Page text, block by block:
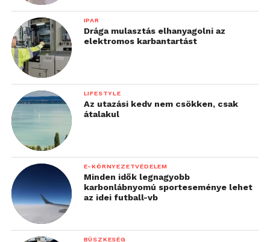
IPAR
Drága mulasztás elhanyagolni az
elektromos karbantartást
LIFESTYLE
Az utazási kedv nem csökken, csak
átalakul
E-KÖRNYEZETVÉDELEM
Minden idők legnagyobb
karbonlábnyomú sporteseménye lehet
az idei futball-vb
BÜSZKESÉG